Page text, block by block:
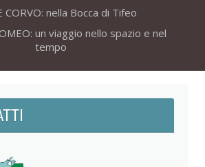
CORVO: nella Bocca di Tifeo
un viaggio nello spazio e nel
tempo